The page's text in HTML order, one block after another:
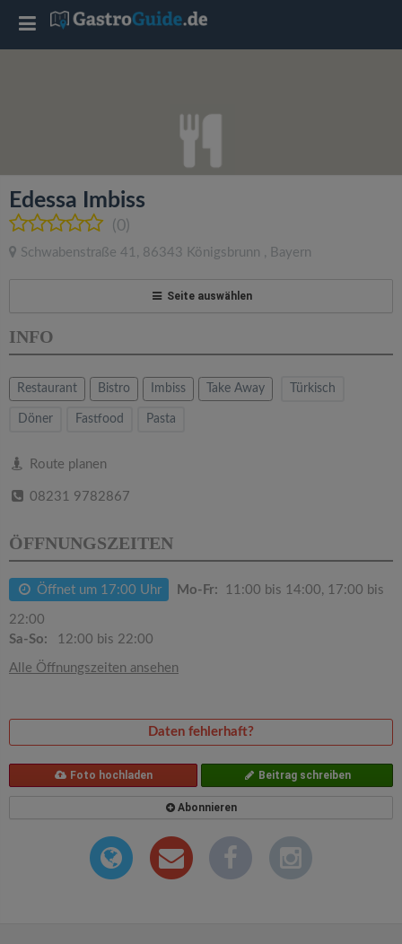
Edessa Imbiss
(0)
Schwabenstraße 41 , 86343 Königsbrunn , Bayern
Seite auswählen
INFO
Restaurant Bistro Imbiss Take Away Türkisch
Döner Fastfood Pasta
Route planen
08231 9782867
ÖFFNUNGSZEITEN
Öffnet um 17:00 Uhr Mo-Fr: 11:00 bis 14:00, 17:00 bis
22:00
Sa-So:
12:00 bis 22:00
Alle Öffnungszeiten ansehen
Daten fehlerhaft?
Foto hochladen Beitrag schreiben
Abonnieren
T
l
e
a
v
g
a
t
i